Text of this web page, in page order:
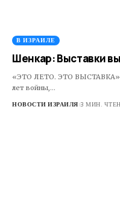
В ИЗРАИЛЕ
Шенкар: Выставки
«ЭТО ЛЕТО. ЭТО ВЫСТАВКА»
лет войны,…
НОВОСТИ ИЗРАИЛЯ 3 МИН.